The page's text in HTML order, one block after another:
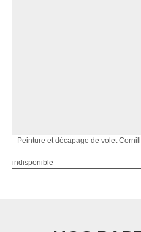
Peinture et décapage de volet
indisponible